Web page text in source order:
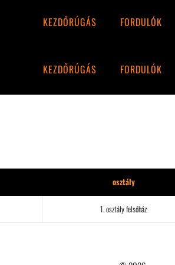
KEZDŐRÚGÁS FORDULÓK
KEZDŐRÚGÁS FORDULÓK
osztály
1. osztály felsőház